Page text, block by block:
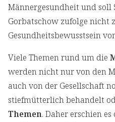
Männergesundheit und
Gorbatschow zufolge nicht
Gesundheitsbewusstsein
Viele Themen rund um die
werden nicht nur von den
auch von der Gesellschaft
stiefmütterlich behandelt
Themen. Daher erschien